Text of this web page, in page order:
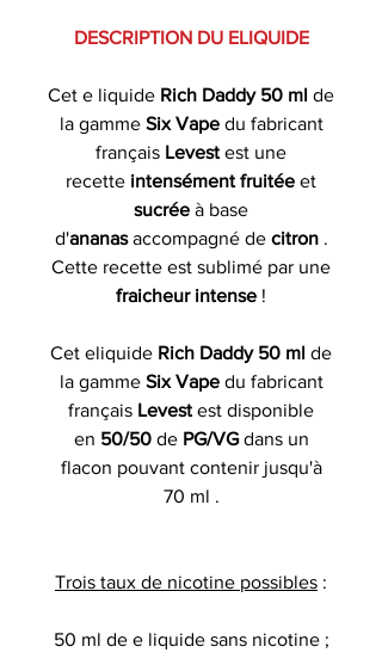
DESCRIPTION DU ELIQUIDE
Cet e liquide Rich Daddy 50 ml de
la gammeSix Vape du fabricant
français Levest est une
recette intensément fruitée et
sucrée à base
d'ananasaccompagné de citron .
Cette recette est sublimé par une
fraicheur intense !
Cet eliquide Rich Daddy 50 ml de
la gamme Six Vapedu fabricant
français Levest est disponible
en 50/50de PG/VGdans un
flacon pouvant contenir jusqu'à
70 ml .
Trois taux de nicotine possibles :
50 ml de e liquide sans nicotine ;